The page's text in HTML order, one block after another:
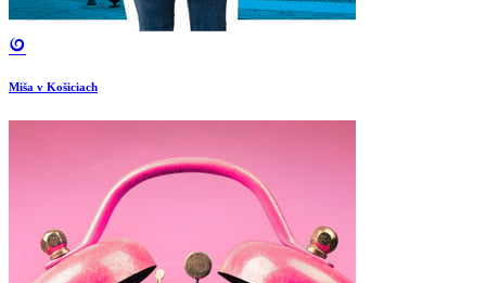
Miša v Košiciach